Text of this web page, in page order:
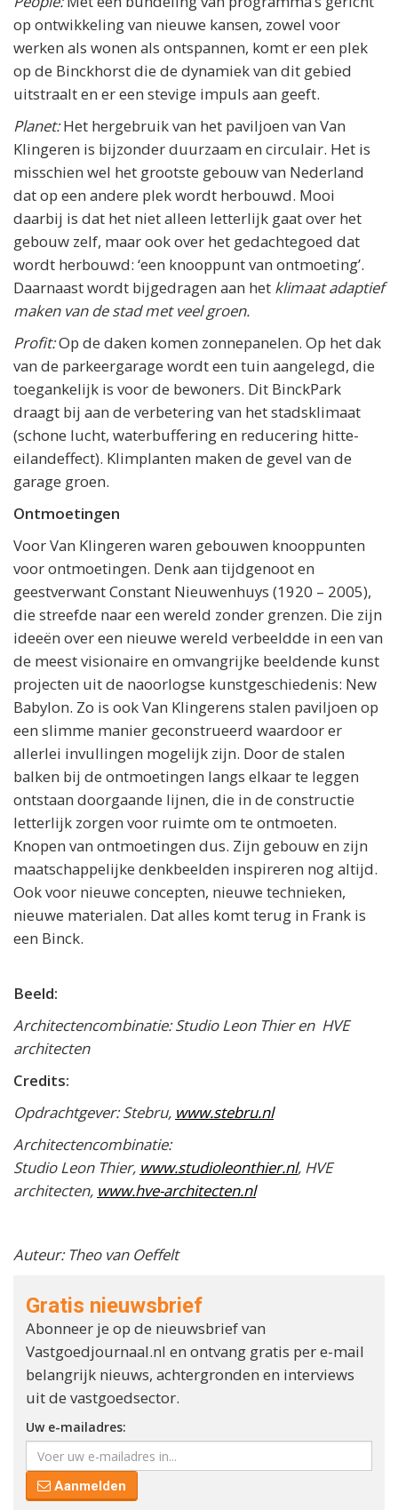
op ontwikkeling van nieuwe kansen, zowel voor
werken als wonen als ontspannen, komt er een plek
op de Binckhorst die de dynamiek van dit gebied
uitstraalt en er een stevige impuls aan geeft.
Planet:Het hergebruik van het paviljoen van Van
Klingeren is bijzonder duurzaam en circulair. Het is
misschien wel het grootste gebouw van Nederland
dat op een andere plek wordt herbouwd. Mooi
daarbij is dat het niet alleen letterlijk gaat over het
gebouw zelf, maar ook over het gedachtegoed dat
wordt herbouwd: ‘een knooppunt van ontmoeting’.
Daarnaast wordt bijgedragen aan het klimaat adaptief
maken van de stad met veel groen.
Profit:Op de daken komen zonnepanelen. Op het dak
van de parkeergarage wordt een tuin aangelegd, die
toegankelijk is voor de bewoners. Dit BinckPark
draagt bij aan de verbetering van het stadsklimaat
(schone lucht, waterbuffering en reducering hitte-
eilandeffect). Klimplanten maken de gevel van de
garage groen.
Ontmoetingen
Voor Van Klingeren waren gebouwen knooppunten
voor ontmoetingen. Denk aan tijdgenoot en
geestverwant Constant Nieuwenhuys (1920 – 2005),
die streefde naar een wereld zonder grenzen. Die zijn
ideeën over een nieuwe wereld verbeeldde in een van
de meest visionaire en omvangrijke beeldende kunst
projecten uit de naoorlogse kunstgeschiedenis: New
Babylon. Zo is ook Van Klingerens stalen paviljoen op
een slimme manier geconstrueerd waardoor er
allerlei invullingen mogelijk zijn. Door de stalen
balken bij de ontmoetingen langs elkaar te leggen
ontstaan doorgaande lijnen, die in de constructie
letterlijk zorgen voor ruimte om te ontmoeten.
Knopen van ontmoetingen dus. Zijn gebouw en zijn
maatschappelijke denkbeelden inspireren nog altijd.
Ook voor nieuwe concepten, nieuwe technieken,
nieuwe materialen. Dat alles komt terug in Frank is
een Binck.
Beeld:
Architectencombinatie: Studio Leon Thier en HVE
architecten
Credits:
Opdrachtgever: Stebru, www.stebru.nl
Architectencombinatie:
Studio Leon Thier, www.studioleonthier.nl, HVE
architecten, www.hve-architecten.nl
Auteur: Theo van Oeffelt
Gratis nieuwsbrief
Abonneer je op de nieuwsbrief van
Vastgoedjournaal.nl en ontvang gratis per e-mail
belangrijk nieuws, achtergronden en interviews
uit de vastgoedsector.
Uw e-mailadres:
Aanmelden